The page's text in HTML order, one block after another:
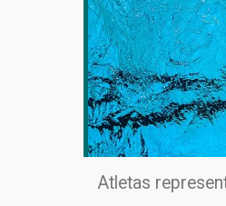
Atletas